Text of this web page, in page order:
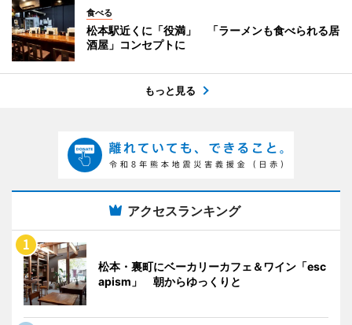
食べる
松本駅近くに「役満」 「ラーメンも食べられる居
酒屋」コンセプトに
もっと見る
アクセスランキング
松本・裏町にベーカリーカフェ＆ワイン「esc
apism」 朝からゆっくりと